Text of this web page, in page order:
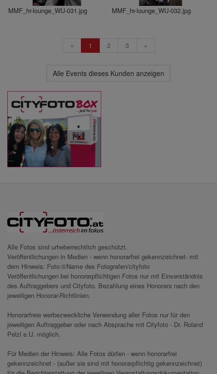
MMF_hr-lounge_WU-031.jpg MMF_hr-lounge_WU-032.jpg
« 1 2 3 »
Alle Events dieses Kunden anzeigen
Alle Fotos sind urheberrechtlich geschützt.
Veröffentlichungen in Medien - wenn honorarfrei gekennzeichnet- mit
dem Hinweis: Foto:©Name des Fotografen/cityfoto
Veröffentlichungen bei honorarpflichtigen Fotos nur mit Einverständnis
des Auftraggebers und Cityfoto. Bezahlung eines Honorars nach den
jeweiligen Honorar-Richtlinien.
Honorarfreie werbezweckliche Verwendung aller Fotos nur für den
jeweiligen Auftraggeber oder nach Absprache mit Cityfoto - Dr. Roland
Pelzl e.U. möglich.
Für Medien der Hinweis: Alle Fotos dürfen - wenn honorarfrei
gekennzeichnet - (außer sie sind mit honorarpflichtig gekennzeichnet)